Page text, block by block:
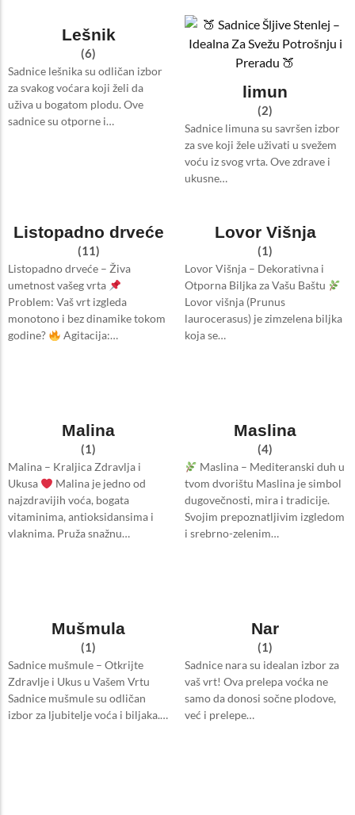
Lešnik
(6)
Sadnice lešnika su odličan izbor
za svakog voćara koji želi da
uživa u bogatom plodu. Ove
sadnice su otporne i…
limun
(2)
Sadnice limuna su savršen izbor
za sve koji žele uživati u svežem
voću iz svog vrta. Ove zdrave i
ukusne…
Listopadno drveće
(11)
Listopadno drveće – Živa
umetnost vašeg vrta
Problem: Vaš vrt izgleda
monotono i bez dinamike tokom
godine?
Agitacija:…
Lovor Višnja
(1)
Lovor Višnja – Dekorativna i
Otporna Biljka za Vašu Baštu
Lovor višnja (Prunus
laurocerasus) je zimzelena biljka
koja se…
Malina
(1)
Malina – Kraljica Zdravlja i
Ukusa
Malina je jedno od
najzdravijih voća, bogata
vitaminima, antioksidansima i
vlaknima. Pruža snažnu…
Maslina
(4)
Maslina – Mediteranski duh u
tvom dvorištu Maslina je simbol
dugovečnosti, mira i tradicije.
Svojim prepoznatljivim izgledom
i srebrno-zelenim…
Mušmula
(1)
Sadnice mušmule – Otkrijte
Zdravlje i Ukus u Vašem Vrtu
Sadnice mušmule su odličan
izbor za ljubitelje voća i biljaka.…
Nar
(1)
Sadnice nara su idealan izbor za
vaš vrt! Ova prelepa voćka ne
samo da donosi sočne plodove,
već i prelepe…